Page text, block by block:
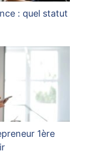
: quel statut
1ère